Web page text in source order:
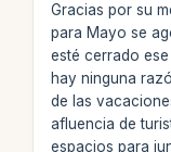
Gracias por su
para Mayo se
esté cerrado
hay ninguna
de las
afluencia de
espacios para